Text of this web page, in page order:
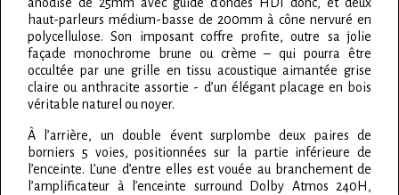
anodisé de 25mm avec guide d’ondes HDI donc, et deux
haut-parleurs médium-basse de 200mm à cône nervuré en
polycellulose. Son imposant coffre profite, outre sa jolie
façade monochrome brune ou crème – qui pourra être
occultée par une grille en tissu acoustique aimantée grise
claire ou anthracite assortie - d’un élégant placage en bois
véritable naturel ou noyer.
À l’arrière, un double évent surplombe deux paires de
borniers 5 voies, positionnées sur la partie inférieure de
l’enceinte. L’une d’entre elles est vouée au branchement de
l’amplificateur à l’enceinte surround Dolby Atmos 240H,